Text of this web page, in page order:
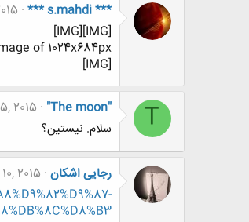
*** s.mahdi ***
[IMG][IMG]
of 1024x684px.
[IMG]
T
"The moon"
2015
سلام. نیستین؟
رجایی اشکان 2015